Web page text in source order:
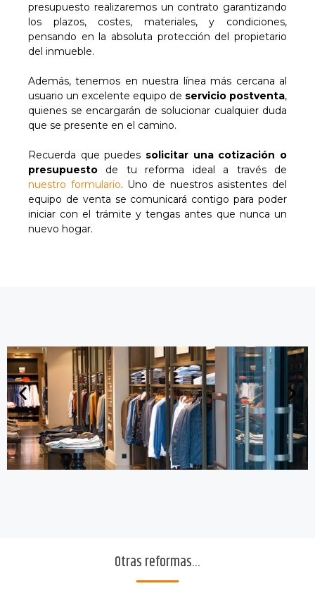
presupuesto realizaremos un contrato garantizando
los plazos, costes, materiales, y condiciones,
pensando en la absoluta protección del propietario
del inmueble.
Además, tenemos en nuestra línea más cercana al
usuario un excelente equipo de servicio postventa,
quienes se encargarán de solucionar cualquier duda
que se presente en el camino.
Recuerda que puedes solicitar una cotización o
presupuesto de tu reforma ideal a través de
nuestro formulario. Uno de nuestros asistentes del
equipo de venta se comunicará contigo para poder
iniciar con el trámite y tengas antes que nunca un
nuevo hogar.
Otras reformas...